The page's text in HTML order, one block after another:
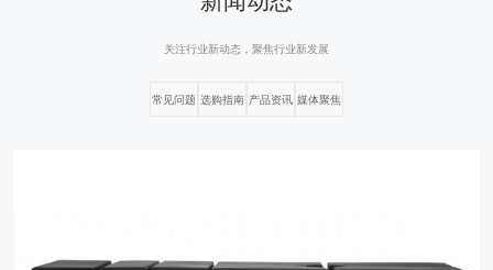
关注行业新动态，聚焦行业新发展
常见问题 选购指南 产品资讯 媒体聚焦